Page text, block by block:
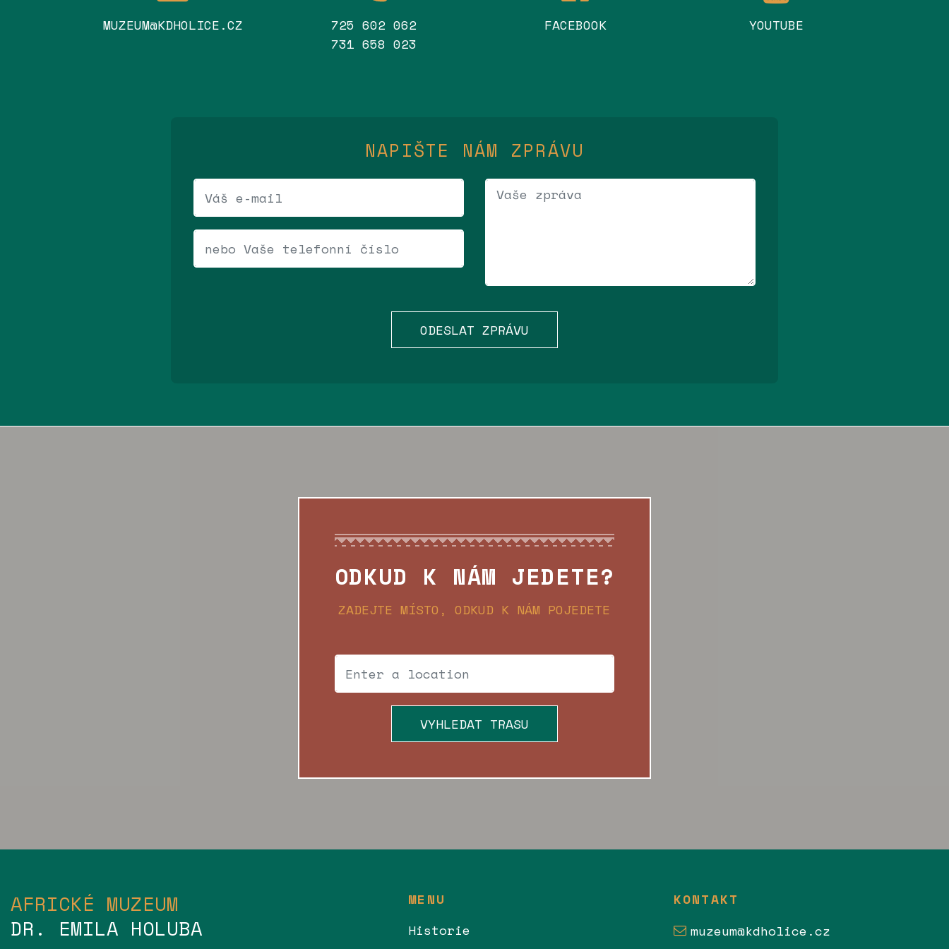
MUZEUM@KDHOLICE.CZ
725 602 062
731 658 023
FACEBOOK YOUTUBE
NAPIŠTE NÁM ZPRÁVU
Váš e-mail
Telefonní číslo
Vaše zpráva
ODESLAT ZPRÁVU
ODKUD K NÁM JEDETE?
ZADEJTE MÍSTO, ODKUD K NÁM POJEDETE
VYHLEDAT TRASU
AFRICKÉ MUZEUM
DR. EMILA HOLUBA
MENU
Historie
KONTAKT
muzeum@kdholice.cz